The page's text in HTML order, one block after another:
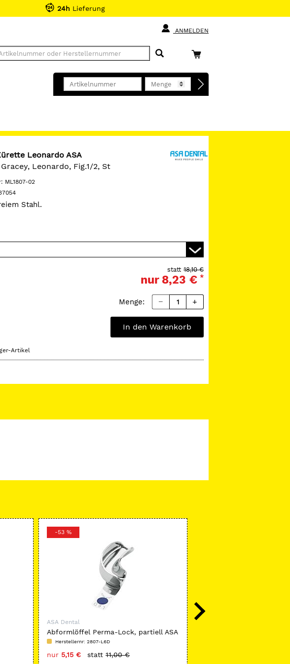
24h Lieferung
ANMELDEN
Leonardo ASA
Leonardo, Fig.1/2, St
ML1807-02
Stahl.
18,10 €
statt
nur 8,23 € *
Menge:
In den Warenkorb
Artikel
-53 %
ASA Dental
Abformlöffel Perma-Lock, partiell ASA
Herstellernr: 2807-L6D
nur 5,15 € statt 11,00 €